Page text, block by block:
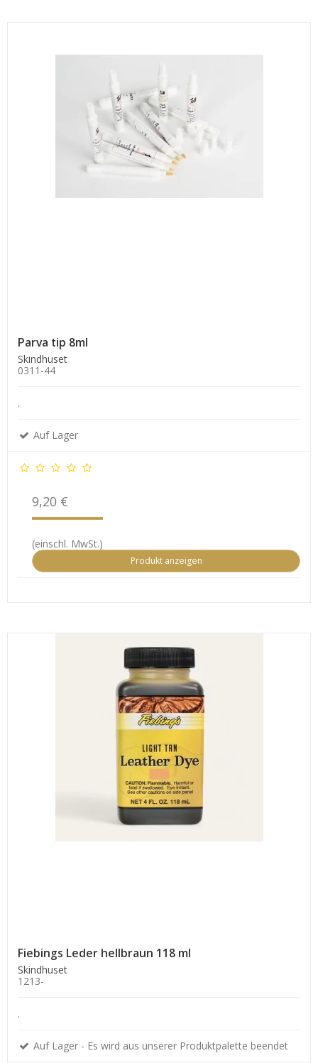
Parva tip 8ml
Skindhuset
0311-44
.
Auf Lager
9,20 €
(einschl. MwSt.)
Produkt anzeigen
Fiebings Leder hellbraun 118 ml
Skindhuset
1213-
.
Auf Lager - Es wird aus unserer Produktpalette beendet